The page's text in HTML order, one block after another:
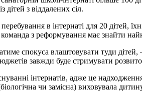
дітей з віддалених сіл.
в інтернаті для 20 дітей,
з реформування має знайти
спокуса влаштовувати туди
завжди буде стримувати
інтернатів, адже це
чи замісна) виховувала